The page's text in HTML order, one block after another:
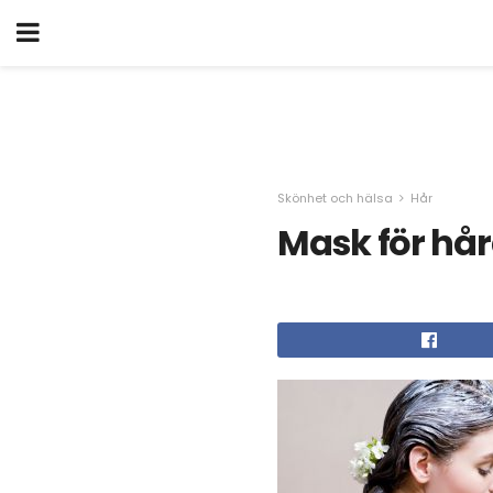
Skönhet och hälsa Hår
Mask för